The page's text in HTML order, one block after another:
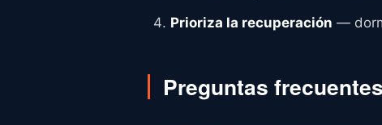
Prioriza la recuperación —
Preguntas frecuentes